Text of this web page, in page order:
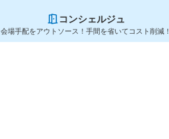
コンシェルジュ
会場手配をアウトソース！手間を省いてコスト削減！